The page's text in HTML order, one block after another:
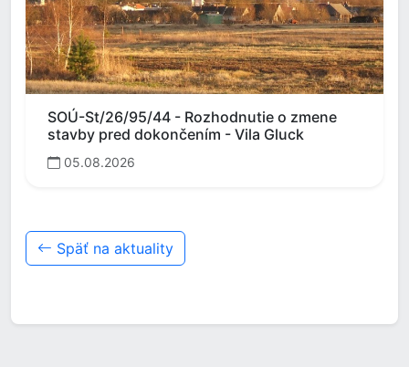
SOÚ-St/26/95/44 - Rozhodnutie o zmene
stavby pred dokončením - Vila Gluck
05.08.2026
Späť na aktuality